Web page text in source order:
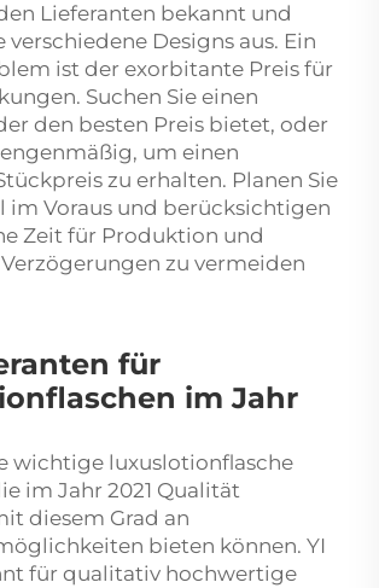
Lieferanten bekannt und
verschiedene Designs aus. Ein
ist der exorbitante Preis für
Suchen Sie einen
den besten Preis bietet, oder
um einen
zu erhalten. Planen Sie
im Voraus und berücksichtigen
Zeit für Produktion und
zu vermeiden
für
im Jahr
wichtige luxuslotionflasche
im Jahr 2021 Qualität
diesem Grad an
bieten können. YI
für qualitativ hochwertige